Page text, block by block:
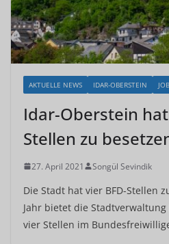
AKTUELLE NEWS IDAR-OBERSTEIN
Idar-Oberstein
Stellen zu
27. April 2021 Songül Sevindik
Die Stadt hat vier BFD-Stellen
Jahr bietet die
vier Stellen im